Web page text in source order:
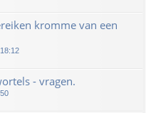
kromme van een
- vragen.